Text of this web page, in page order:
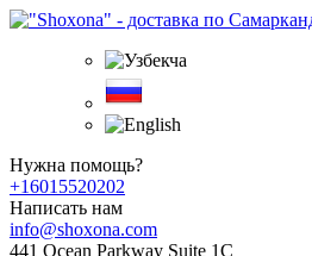
Нужна помощь?
+16015520202
Написать нам
info@shoxona.com
441 Ocean Parkway Suite 1C